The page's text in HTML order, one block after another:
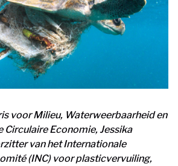
voor Milieu, Waterweerbaarheid en
Circulaire Economie, Jessika
van het Internationale
(INC) voor plasticvervuiling,